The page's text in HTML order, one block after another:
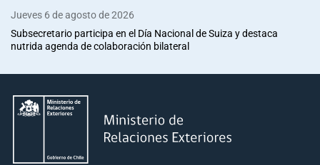
Jueves 6 de agosto de 2026
Subsecretario participa en el Día Nacional de Suiza y destaca
nutrida agenda de colaboración bilateral